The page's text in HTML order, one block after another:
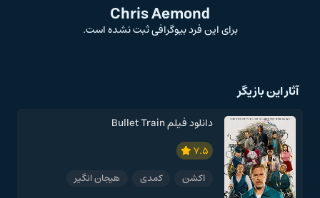
Chris Aemond
برای این فرد بیوگرافی ثبت نشده است.
آثار این بازیگر
دانلود فیلم Bullet Train
7.5
اکشن
کمدی هیجان انگیر